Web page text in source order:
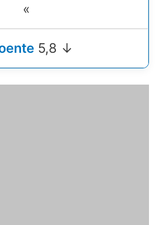
«
5,8 ↓